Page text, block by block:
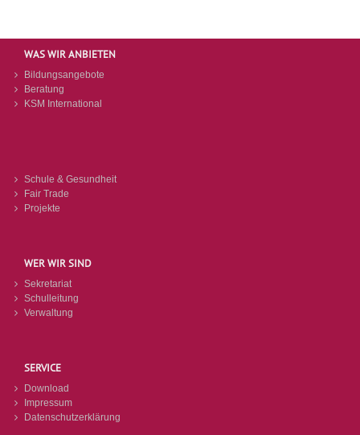
WAS WIR ANBIETEN
Bildungsangebote
Beratung
KSM International
Schule & Gesundheit
Fair Trade
Projekte
WER WIR SIND
Sekretariat
Schulleitung
Verwaltung
SERVICE
Download
Impressum
Datenschutzerklärung